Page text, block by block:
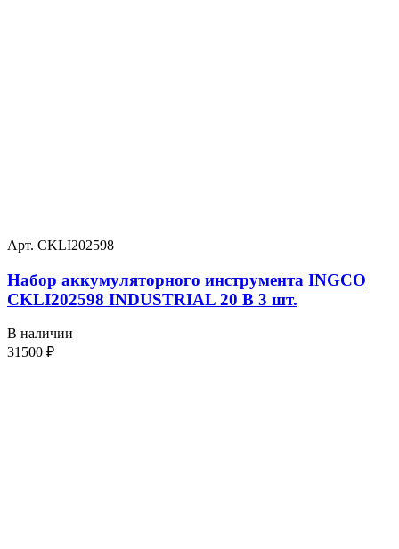
Арт. CKLI202598
Набор аккумуляторного инструмента INGCO
CKLI202598 INDUSTRIAL 20 В 3 шт.
В наличии
31500 ₽